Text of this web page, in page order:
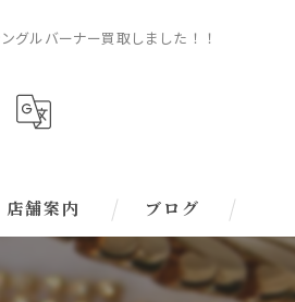
ングルバーナー買取しました！！
店舗案内 ブログ